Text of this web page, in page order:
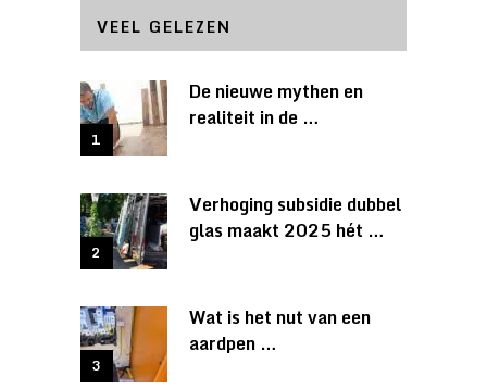
VEEL GELEZEN
De nieuwe mythen en
realiteit in de …
Verhoging subsidie dubbel
glas maakt 2025 hét …
Wat is het nut van een
aardpen …